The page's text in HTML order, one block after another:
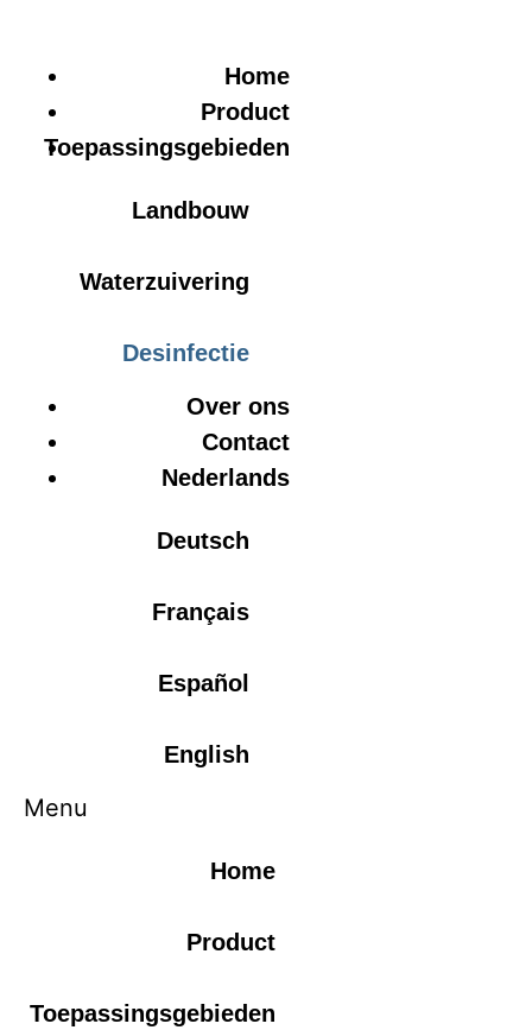
inhoud
Home
Product
Toepassingsgebieden
Landbouw
Waterzuivering
Desinfectie
Over ons
Contact
Nederlands
Deutsch
Français
Español
English
Menu
Home
Product
Toepassingsgebieden